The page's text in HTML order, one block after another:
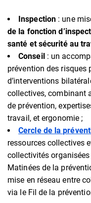
Inspection : une
de la fonction
santé et sécurité au
Conseil: un
prévention des risques
d’interventions
collectives, combinant
de prévention,
travail, et ergonomie ;
Cercle de la
ressources collectives
collectivités organisées
Matinées de la
mise en réseau entre
via le Fil de la